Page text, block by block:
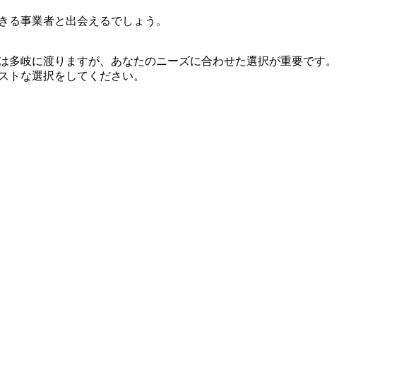
る事業者と出会えるでしょう。
岐に渡りますが、あなたのニーズに合わせた選択が重要です。
トな選択をしてください。